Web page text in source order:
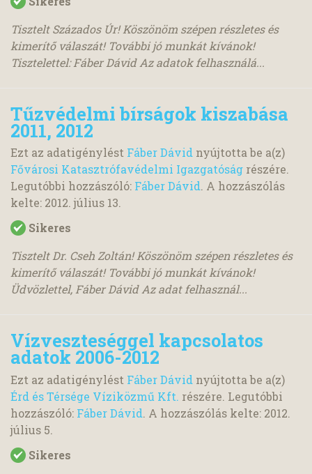
Tisztelt Százados Úr! Köszönöm szépen részletes és
kimerítő válaszát! További jó munkát kívánok!
Tisztelettel: Fáber Dávid Az adatok felhasználá...
Tűzvédelmi bírságok kiszabása
2011, 2012
Ezt az adatigénylést Fáber Dávid nyújtotta be a(z)
Fővárosi Katasztrófavédelmi Igazgatóság részére.
Legutóbbi hozzászóló: Fáber Dávid. A hozzászólás
kelte: 2012. július 13.
Sikeres
Tisztelt Dr. Cseh Zoltán! Köszönöm szépen részletes és
kimerítő válaszát! További jó munkát kívánok!
Üdvözlettel, Fáber Dávid Az adat felhasznál...
Vízveszteséggel kapcsolatos
adatok 2006-2012
Ezt az adatigénylést Fáber Dávid nyújtotta be a(z)
Érd és Térsége Víziközmű Kft. részére. Legutóbbi
hozzászóló: Fáber Dávid. A hozzászólás kelte: 2012.
július 5.
Sikeres